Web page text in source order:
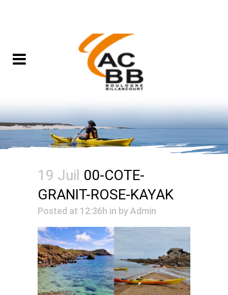
19 Juil 00-COTE-
GRANIT-ROSE-KAYAK
Posted at 12:36h in byAdmin